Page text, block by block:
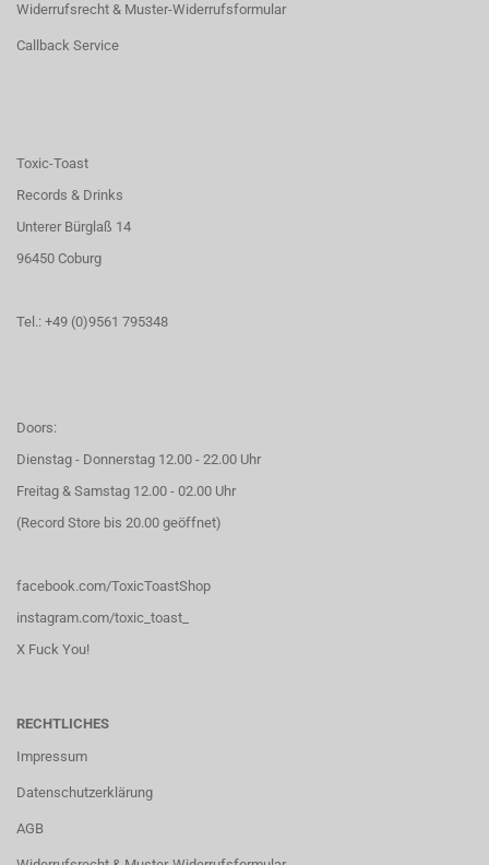
Widerrufsrecht & Muster-Widerrufsformular
Callback Service
Toxic-Toast
Records & Drinks
Unterer Bürglaß 14
96450 Coburg
Tel.: +49 (0)9561 795348
Doors:
Dienstag - Donnerstag 12.00 - 22.00 Uhr
Freitag & Samstag 12.00 - 02.00 Uhr
(Record Store bis 20.00 geöffnet)
facebook.com/ToxicToastShop
instagram.com/toxic_toast_
X Fuck You!
RECHTLICHES
Impressum
Datenschutzerklärung
AGB